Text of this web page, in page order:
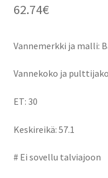
62.74€
Vannemerkki ja malli:
Vannekoko ja
ET: 30
Keskireikä: 57.1
# Ei sovellu talviajoon